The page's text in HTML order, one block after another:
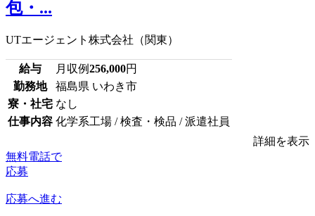
包・...
UTエージェント株式会社（関東）
給与 月収例256,000円
勤務地
福島県 いわき市
寮・社宅 なし
仕事内容 化学系工場 / 検査・検品 / 派遣社員
詳細を表示
無料電話で
応募
応募へ進む